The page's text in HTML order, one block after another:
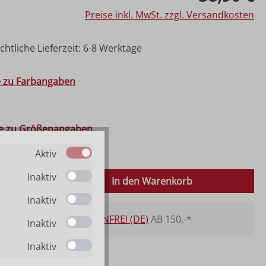
Preise inkl. MwSt. zzgl. Versandkosten
Lieferzeit: 6-8 Werktage
zu Farbangaben
zu Größenangaben
30 cm 45 cm
Anzahl: Gib den gewünschten Wert
In den Warenkorb
VERSANDKOSTENFREI (DE) AB 150,-*
Aktiv
Inaktiv
Inaktiv
Inaktiv
Inaktiv